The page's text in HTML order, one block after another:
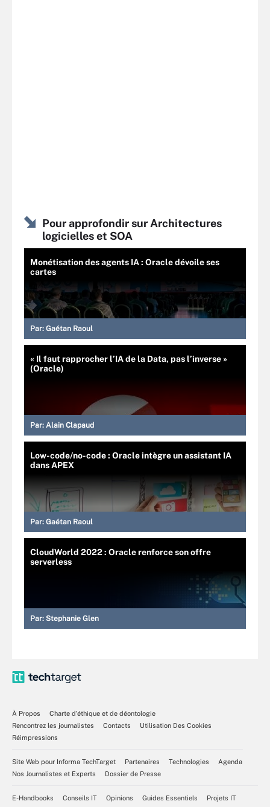
Pour approfondir sur Architectures
logicielles et SOA
Monétisation des agents IA : Oracle dévoile ses
cartes
Par: Gaétan Raoul
« Il faut rapprocher l’IA de la Data, pas l’inverse »
(Oracle)
Par: Alain Clapaud
Low-code/no-code : Oracle intègre un assistant IA
dans APEX
Par: Gaétan Raoul
CloudWorld 2022 : Oracle renforce son offre
serverless
Par: Stephanie Glen
À Propos
Charte d’éthique et de déontologie
Rencontrez les journalistes
Contacts
Utilisation Des Cookies
Réimpressions
Site Web pour Informa TechTarget Partenaires Technologies
Agenda
Nos Journalistes et Experts
Dossier de Presse
E-Handbooks Conseils IT Opinions Guides Essentiels Projets IT